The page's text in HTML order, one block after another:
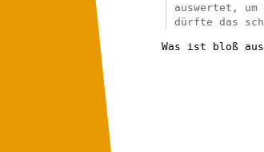
auswertet, um
dürfte das
Was ist bloß aus